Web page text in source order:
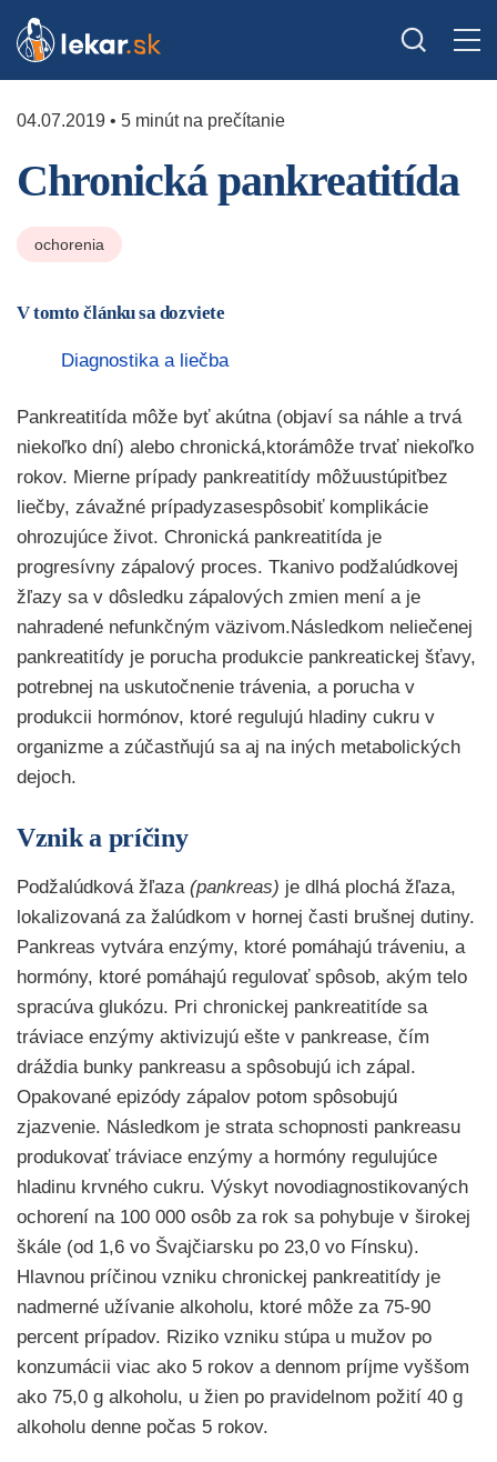
04.07.2019 • 5 minút na prečítanie
Chronická pankreatitída
ochorenia
V tomto článku sa dozviete
Diagnostika a liečba
Pankreatitída môže byť akútna (objaví sa náhle a trvá
niekoľko dní) alebo chronická,ktorámôže trvať niekoľko
rokov. Mierne prípady pankreatitídy môžuustúpiťbez
liečby, závažné prípadyzasespôsobiť komplikácie
ohrozujúce život. Chronická pankreatitída je
progresívny zápalový proces. Tkanivo podžalúdkovej
žľazy sa v dôsledku zápalových zmien mení a je
nahradené nefunkčným väzivom.Následkom neliečenej
pankreatitídy je porucha produkcie pankreatickej šťavy,
potrebnej na uskutočnenie trávenia, a porucha v
produkcii hormónov, ktoré regulujú hladiny cukru v
organizme a zúčastňujú sa aj na iných metabolických
dejoch.
Vznik a príčiny
Podžalúdková žľaza (pankreas) je dlhá plochá žľaza,
lokalizovaná za žalúdkom v hornej časti brušnej dutiny.
Pankreas vytvára enzýmy, ktoré pomáhajú tráveniu, a
hormóny, ktoré pomáhajú regulovať spôsob, akým telo
spracúva glukózu. Pri chronickej pankreatitíde sa
tráviace enzýmy aktivizujú ešte v pankrease, čím
dráždia bunky pankreasu a spôsobujú ich zápal.
Opakované epizódy zápalov potom spôsobujú
zjazvenie. Následkom je strata schopnosti pankreasu
produkovať tráviace enzýmy a hormóny regulujúce
hladinu krvného cukru. Výskyt novodiagnostikovaných
ochorení na 100 000 osôb za rok sa pohybuje v širokej
škále (od 1,6 vo Švajčiarsku po 23,0 vo Fínsku).
Hlavnou príčinou vzniku chronickej pankreatitídy je
nadmerné užívanie alkoholu, ktoré môže za 75-90
percent prípadov. Riziko vzniku stúpa u mužov po
konzumácii viac ako 5 rokov a dennom príjme vyššom
ako 75,0 g alkoholu, u žien po pravidelnom požití 40 g
alkoholu denne počas 5 rokov.